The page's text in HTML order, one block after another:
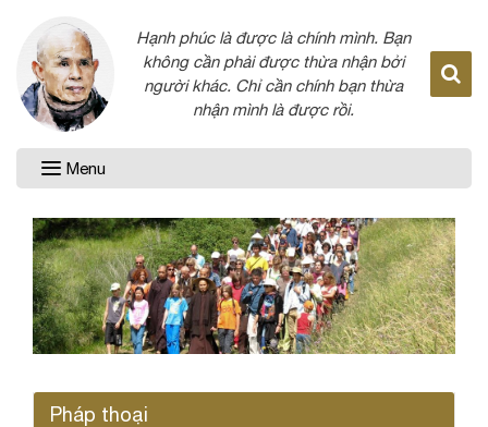
Hạnh phúc là được là chính mình. Bạn
không cần phải được thừa nhận bởi
người khác. Chỉ cần chính bạn thừa
nhận mình là được rồi.
Menu
Pháp thoại